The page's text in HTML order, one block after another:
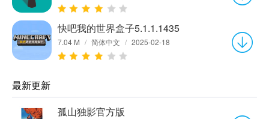
快吧我的世界盒子5.1.1.1435
7.04 M / 简体中文 / 2025-02-18
最新更新
孤山独影官方版